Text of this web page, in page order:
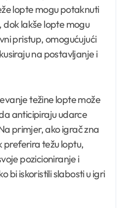
lopte mogu potaknuti
dok lakše lopte mogu
pristup, omogućujući
na postavljanje i
težine lopte može
anticipiraju udarce
primjer, ako igrač zna
preferira težu loptu,
pozicioniranje i
bi iskoristili slabosti u igri